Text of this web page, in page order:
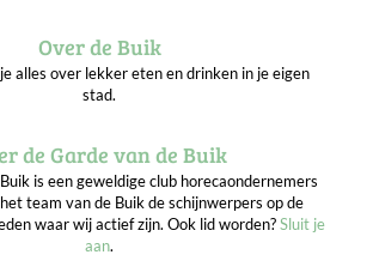
Over de Buik
alles over lekker eten en drinken in je eigen
stad.
de Garde van de Buik
is een geweldige club horecaondernemers
team van de Buik de schijnwerpers op de
waar wij actief zijn. Ook lid worden?Sluit je
aan.